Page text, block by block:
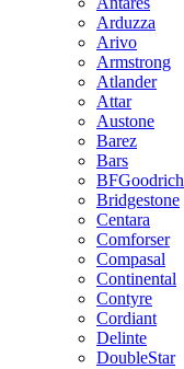
Arduzza
Arivo
Armstrong
Atlander
Attar
Austone
Barez
Bars
BFGoodrich
Bridgestone
Centara
Comforser
Compasal
Continental
Contyre
Cordiant
Delinte
DoubleStar